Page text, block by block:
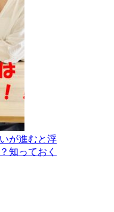
が進むと浮
知っておく